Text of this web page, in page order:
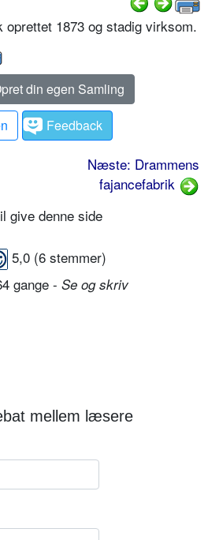
1873 og stadig virksom.
din egen Samling
Feedback
Næste: Drammens
fajancefabrik
give denne side
5,0 (6 stemmer)
gange - Se og skriv
mellem læsere